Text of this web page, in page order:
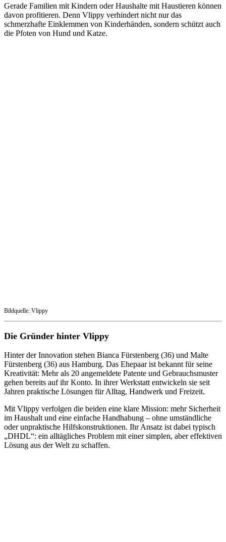
Gerade Familien mit Kindern oder Haushalte mit Haustieren können
davon profitieren. Denn Vlippy verhindert nicht nur das
schmerzhafte Einklemmen von Kinderhänden, sondern schützt auch
die Pfoten von Hund und Katze.
Bildquelle: Vlippy
Die Gründer hinter Vlippy
Hinter der Innovation stehen Bianca Fürstenberg (36) und Malte
Fürstenberg (36) aus Hamburg. Das Ehepaar ist bekannt für seine
Kreativität: Mehr als 20 angemeldete Patente und Gebrauchsmuster
gehen bereits auf ihr Konto. In ihrer Werkstatt entwickeln sie seit
Jahren praktische Lösungen für Alltag, Handwerk und Freizeit.
Mit Vlippy verfolgen die beiden eine klare Mission: mehr Sicherheit
im Haushalt und eine einfache Handhabung – ohne umständliche
oder unpraktische Hilfskonstruktionen. Ihr Ansatz ist dabei typisch
„DHDL“: ein alltägliches Problem mit einer simplen, aber effektiven
Lösung aus der Welt zu schaffen.